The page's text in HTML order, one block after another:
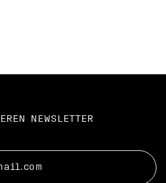
NEWSLETTER